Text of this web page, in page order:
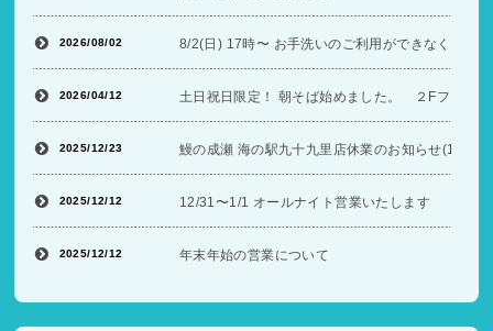
2026/08/02 8/2(日) 17時〜 お手洗いのご利用ができなくなり
2026/04/12 土日祝日限定！ 朝そば始めました。 ２Fフード
2025/12/23 鰻の成瀬 海の駅九十九里店休業のお知らせ(12/26
2025/12/12 12/31〜1/1 オールナイト営業いたします
2025/12/12 年末年始の営業について